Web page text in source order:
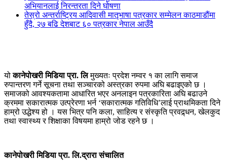
अभियानलाई निरन्तरता दिने घोषणा
तेस्रो अन्तर्राष्ट्रिय आदिवासी मातृभाषा पत्रकार सम्मेलन काठमाडौंमा
हुँदै, २७ बढि देशबाट ६० पत्रकार नेपाल आउँदै
योकानेपोखरी मिडिया प्रा. लिमुख्यतः प्रदेश नम्वर १ का लागि समाज
रुपान्तरण गर्ने सूचना तथा सञ्चारको अस्त्रका रुपमा अघि बढाइएको छ ।
समाजको आवश्यकतामा आधारित भएर अनलाइन पत्रकारिता अघि बढाउने
क्रममा सकारात्मक उत्प्रेरणा भर्न ‘सकारात्मक गतिविधि’लाई प्राथमिकता दिने
हाम्रो उद्धेश्य हो । यस भित्र पनि कला, साहित्य र संस्कृति प्रवद्र्धन, खेलकुद
तथा स्वास्थ्य र शिक्षाका विषयमा हाम्रो जोड रहने छ ।
कानेपोखरी मिडिया प्रा. लि.द्रारा संचालित